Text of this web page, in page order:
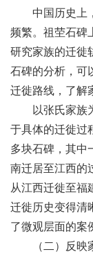
中国历史上，
频繁。祖茔石碑
研究家族的迁徙
石碑的分析，可
迁徙路线，了解
以张氏家族为
于具体的迁徙过
多块石碑，其中
南迁居至江西的
从江西迁徙至福
迁徙历史变得清
了微观层面的案
（二）反映